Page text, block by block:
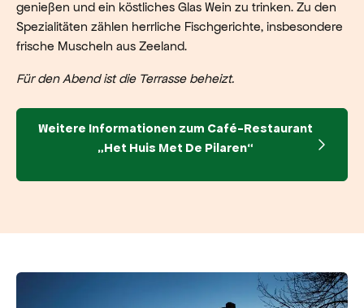
genießen und ein köstliches Glas Wein zu trinken. Zu den
Spezialitäten zählen herrliche Fischgerichte, insbesondere
frische Muscheln aus Zeeland.
Für den Abend ist die Terrasse beheizt.
Weitere Informationen zum Café-Restaurant
„Het Huis Met De Pilaren“